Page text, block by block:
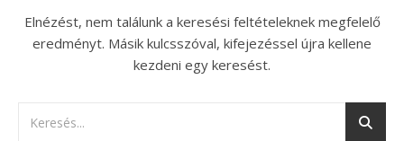
Elnézést, nem találunk a keresési feltételeknek megfelelő
eredményt. Másik kulcsszóval, kifejezéssel újra kellene
kezdeni egy keresést.